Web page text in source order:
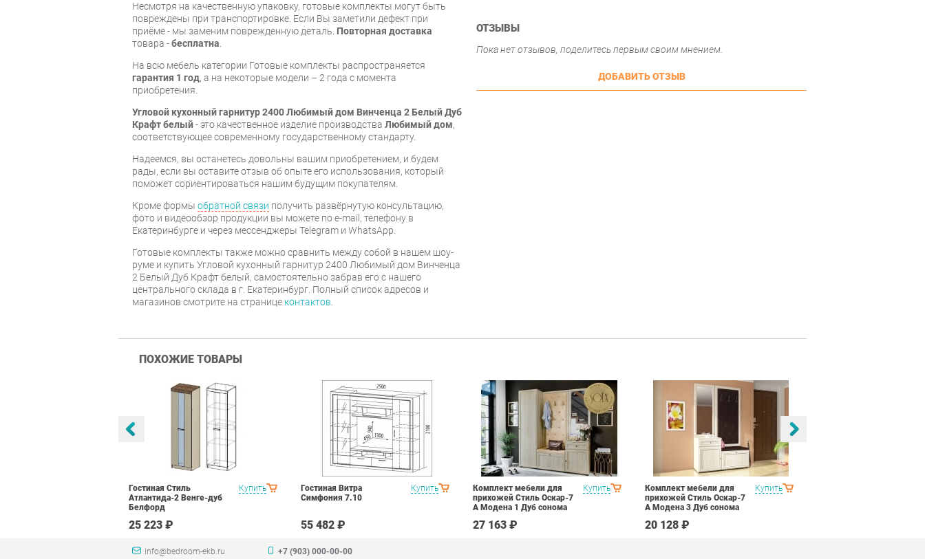
Несмотря на качественную упаковку, готовые комплекты могут быть
повреждены при транспортировке. Если Вы заметили дефект при
приёме - мы заменим поврежденную деталь. Повторная доставка
товара -бесплатна.
На всю мебель категории Готовые комплекты распространяется
гарантия 1 год, а на некоторые модели – 2 года с момента
приобретения.
Угловой кухонный гарнитур 2400 Любимый дом Винченца 2 Белый Дуб
Крафт белый- это качественное изделие производства Любимый дом,
соответствующее современному государственному стандарту.
Надеемся, вы останетесь довольны вашим приобретением, и будем
рады, если вы оставите отзыв об опыте его использования, который
поможет сориентироваться нашим будущим покупателям.
Кроме формы обратной связи получить развёрнутую консультацию,
фото и видеообзор продукции вы можете по e-mail, телефону в
Екатеринбурге и через мессенджеры Telegram и WhatsApp.
Готовые комплекты также можно сравнить между собой в нашем шоу-
руме и купить Угловой кухонный гарнитур 2400 Любимый дом Винченца
2 Белый Дуб Крафт белый, самостоятельно забрав его с нашего
центрального склада в г. Екатеринбург. Полный список адресов и
магазинов смотрите на странице контактов.
ОТЗЫВЫ
Пока нет отзывов, поделитесь первым своим мнением.
ДОБАВИТЬ ОТЗЫВ
ПОХОЖИЕ ТОВАРЫ
Купить
Гостиная Стиль
Атлантида-2 Венге-дуб
Белфорд
25 223 ₽
Купить
Гостиная Витра
Симфония 7.10
55 482 ₽
Купить
Комплект мебели для
прихожей Стиль Оскар-7
А Модена 1 Дуб сонома
27 163 ₽
Купить
Комплект мебели для
прихожей Стиль Оскар-7
А Модена 3 Дуб сонома
20 128 ₽
info@bedroom-ekb.ru +7 (903) 000-00-00